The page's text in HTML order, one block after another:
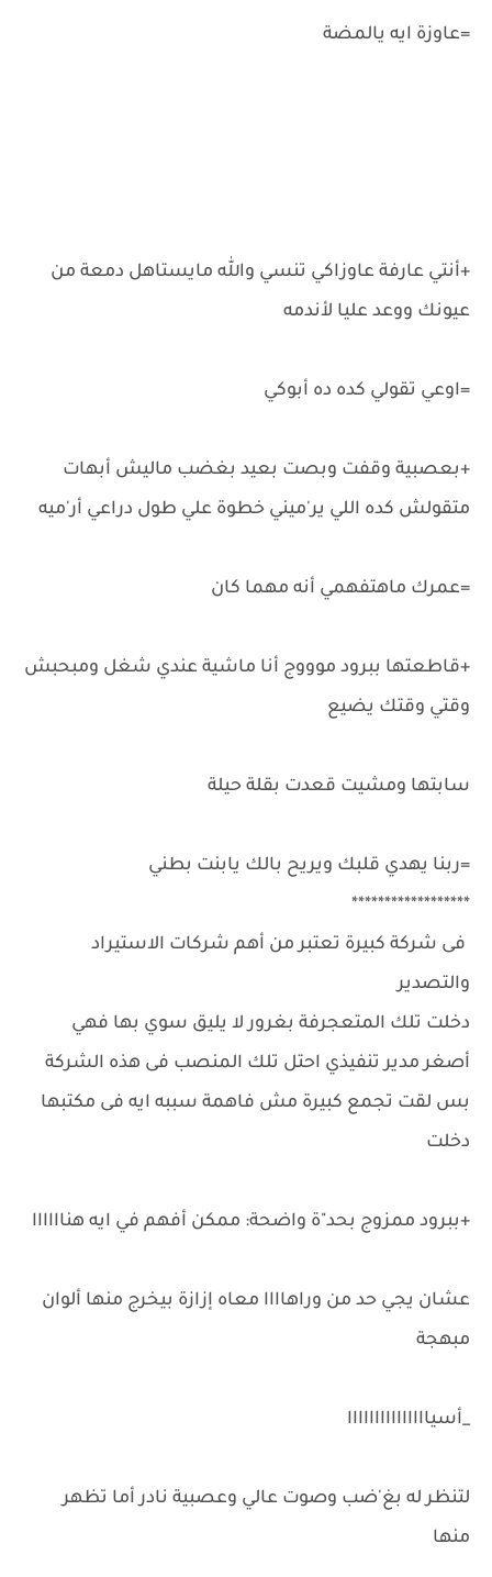
=عاوزة ايه يالمضة
+أنتي عارفة عاوزاكي تنسي والله مايستاهل دمعة من
عيونك ووعد عليا لأندمه
=اوعي تقولي كده ده أبوكي
+بعصبية وقفت وبصت بعيد بغضب ماليش أبهات
متقولش كده اللي ير'ميني خطوة علي طول دراعي أر'ميه
=عمرك ماهتفهمي أنه مهما كان
+قاطعتها ببرود موووج أنا ماشية عندي شغل ومبحبش
وقتي وقتك يضيع
سابتها ومشيت قعدت بقلة حيلة
=ربنا يهدي قلبك ويريح بالك يابنت بطني
******************
فى شركة كبيرة تعتبر من أهم شركات الاستيراد
والتصدير
دخلت تلك المتعجرفة بغرور لا يليق سوي بها فهي
أصغر مدير تنفيذي احتل تلك المنصب فى هذه الشركة
بس لقت تجمع كبيرة مش فاهمة سببه ايه فى مكتبها
دخلت
+ببرود ممزوج بحد"ة واضحة: ممكن أفهم في ايه هناااااا
عشان يجي حد من وراهاااا معاه إزازة بيخرج منها ألوان
مبهجة
_أسيااااااااااااااا
لتنظر له بغ'ضب وصوت عالي وعصبية نادر أما تظهر
منها